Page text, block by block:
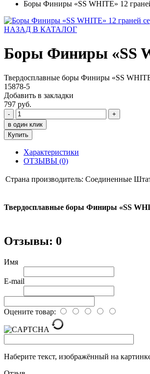
Боры Финиры «SS WHITE» 12
НАЗАД В КАТАЛОГ
Боры Финиры «SS
Твердосплавные боры Финиры «SS
15878-5
Добавить в закладки
797 руб.
-
+
в один клик
Купить
Характеристики
ОТЗЫВЫ (0)
Страна производитель: Соединенные
Твердосплавные боры Финиры «SS
Отзывы: 0
Имя
E-mail
Оцените товар:
Наберите текст, изображённый на